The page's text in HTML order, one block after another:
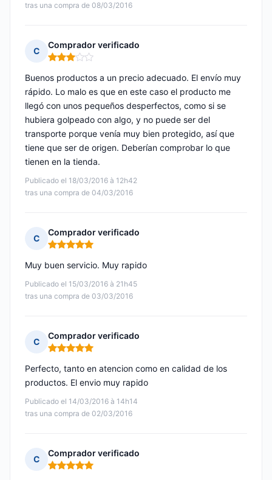
tras una compra de 08/03/2016
C
Comprador verificado
Nota: 3 de 5
Publicado el 18/03/2016 à 12h42
tras una compra de 04/03/2016
Buenos productos a un precio adecuado. El envío muy
rápido. Lo malo es que en este caso el producto me
llegó con unos pequeños desperfectos, como si se
hubiera golpeado con algo, y no puede ser del
transporte porque venía muy bien protegido, así que
tiene que ser de origen. Deberían comprobar lo que
tienen en la tienda.
C
Comprador verificado
Nota: 5 de 5
Publicado el 15/03/2016 à 21h45
tras una compra de 03/03/2016
Muy buen servicio. Muy rapido
C
Comprador verificado
Nota: 5 de 5
Publicado el 14/03/2016 à 14h14
tras una compra de 02/03/2016
Perfecto, tanto en atencion como en calidad de los
productos. El envio muy rapido
C
Comprador verificado
Nota: 5 de 5